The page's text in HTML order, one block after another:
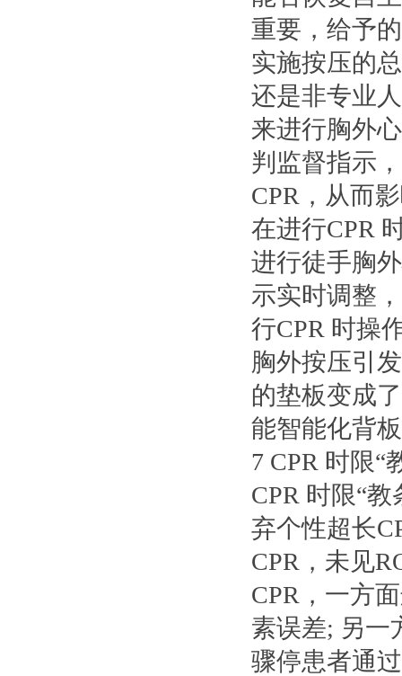
重要，给予
实施按压的
还是非专业
来进行胸外
判监督指示
CPR，从而
在进行CPR
进行徒手胸
示实时调整
行CPR 时操
胸外按压引
的垫板变成
能智能化背
7 CPR 时限“
CPR 时限“
弃个性超长
CPR，未见
CPR，一方
素误差; 另一
骤停患者通